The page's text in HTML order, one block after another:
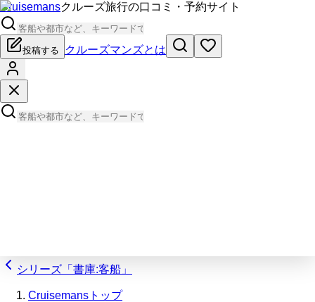
Cruisemansクルーズ旅行の口コミ・予約サイト
投稿する クルーズマンズとは
シリーズ「書庫:客船」
Cruisemansトップ